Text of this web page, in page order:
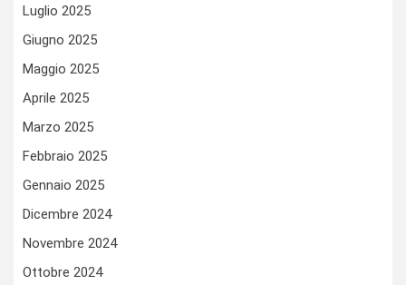
Luglio 2025
Giugno 2025
Maggio 2025
Aprile 2025
Marzo 2025
Febbraio 2025
Gennaio 2025
Dicembre 2024
Novembre 2024
Ottobre 2024